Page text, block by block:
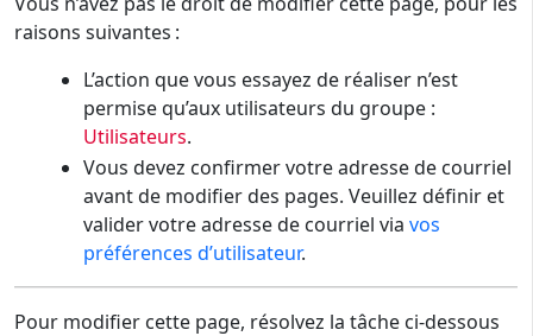
raisons suivantes :
L’action que vous essayez de réaliser n’est
permise qu’aux utilisateurs du groupe :
Utilisateurs.
Vous devez confirmer votre adresse de courriel
avant de modifier des pages. Veuillez définir et
valider votre adresse de courriel via vos
préférences d’utilisateur.
Pour modifier cette page, résolvez la tâche ci-dessous